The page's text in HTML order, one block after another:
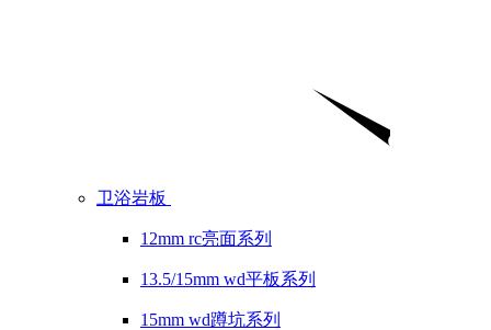
卫浴岩板
12mm rc亮面系列
13.5/15mm wd平板系列
15mm wd蹲坑系列